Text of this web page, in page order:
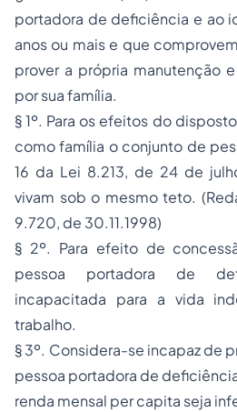
portadora de deficiência e ao
anos ou mais e que
prover a própria manutenção
por sua família.
§ 1º. Para os efeitos do
como família o conjunto de
16 da Lei 8.213, de 24 de
vivam sob o mesmo teto.
9.720, de 30.11.1998)
§ 2º. Para efeito de
pessoa portadora de
incapacitada para a vida
trabalho.
§ 3º. Considera-se incapaz de
pessoa portadora de
renda mensal per capita seja